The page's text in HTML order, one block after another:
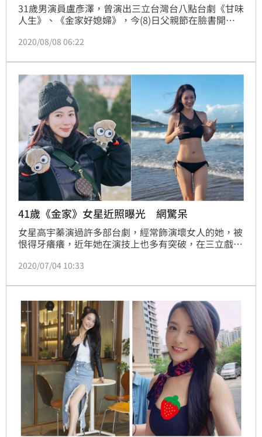
31歲男演員盧彥澤，曾演出三立台灣台八點台劇《甘味
人生》、《金家好媳婦》，今(8)日父親節在臉書開心
「Finn」、「小暖盧」，並感謝另一半以及寶寶的到來
藝人朋友紛紛獻上祝福。
2020/08/08 06:22
41歲《金家》女星近照曝光 網驚呆
女星高宇蓁演過許多部台劇，經常飾演壞女人的她，被
恨得牙癢癢，近年她在演技上也多有突破，在三立戲劇
「大老婆的反擊」讓人看得相當過癮。最近她的照片在
細一看才發現是41歲的高宇蓁，讓他嚇了一大跳，直呼
真是羨慕嫉妒恨。
2020/07/04 10:33